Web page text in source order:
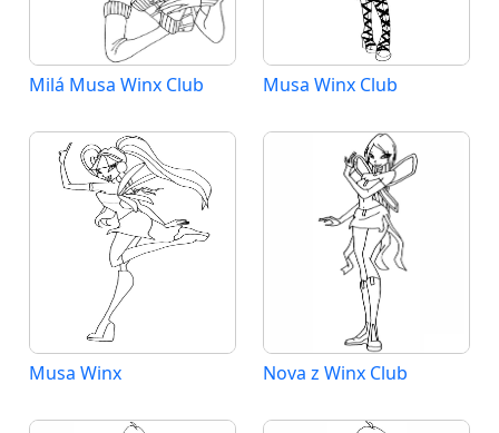
Milá Musa Winx Club Musa Winx Club
Musa Winx Nova z Winx Club